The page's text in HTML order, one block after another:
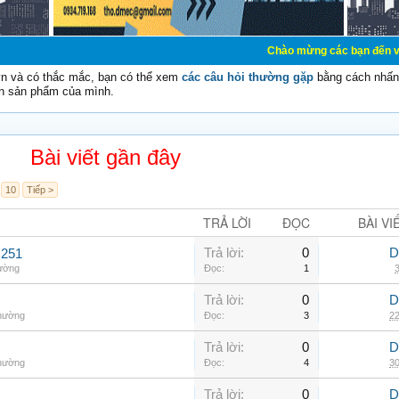
Chào mừng các bạn đến với Diễn
và có thắc mắc, bạn có thể xem các câu hỏi thường gặp bằng cách
sản phẩm của mình.
Bài viết gần đây
10 Tiếp >
TRẢ LỜI ĐỌC BÀI
Trả lời: 0
Đọc: 1
Trả lời: 0
Đọc: 3
Trả lời: 0
Đọc: 4
Trả lời: 0